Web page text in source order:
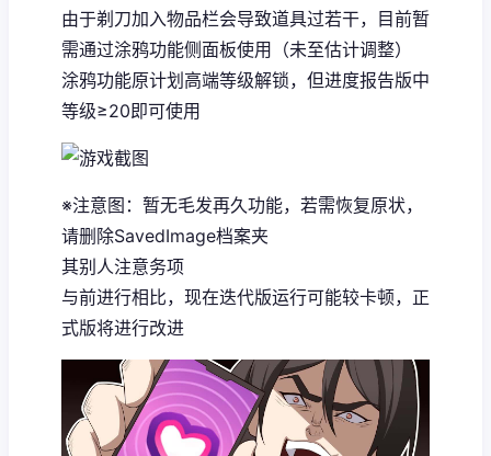
由于剃刀加入物品栏会导致道具过若干，目前暂
需通过涂鸦功能侧面板使用（未至估计调整）
涂鸦功能原计划高端等级解锁，但进度报告版中
等级≥20即可使用
※注意图 ：暂无毛发再久功能，若需恢复原状，
请删除SavedImage档案夹
其别人注意务项
与前进行相比，现在迭代版运行可能较卡顿，正
式版将进行改进